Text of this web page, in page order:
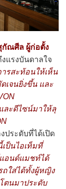
กัณศีล ผู้ก่อตั้ง
แรงบันดาลใจ
ารสะท้อนให้เห็น
เจนยิ่งขึ้น และ
ละดีไซน์มาให้ลุ
ประดับที่ได้เปิด
ป็นไอเท็มที่
อนด์แมชท์ได้
ถใส่ได้ทั้งผู้หญิง
ตนมาประดับ